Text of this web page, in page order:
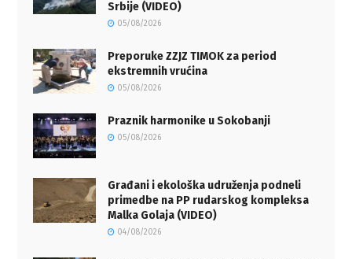
Srbije (VIDEO)
05/08/2026
Preporuke ZZJZ TIMOK za period
ekstremnih vrućina
05/08/2026
Praznik harmonike u Sokobanji
05/08/2026
Građani i ekološka udruženja podneli
primedbe na PP rudarskog kompleksa
Malka Golaja (VIDEO)
04/08/2026